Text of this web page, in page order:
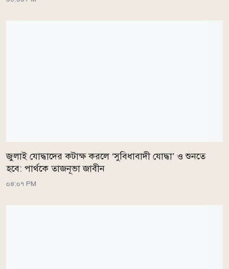
জুলাই যোদ্ধাদের কটাক্ষ করলে ‘সুবিধাবাদী যোদ্ধা’ ও শুনতে
হবে: পার্থকে তাজনূভা জাবীন
০৪:০৭ PM